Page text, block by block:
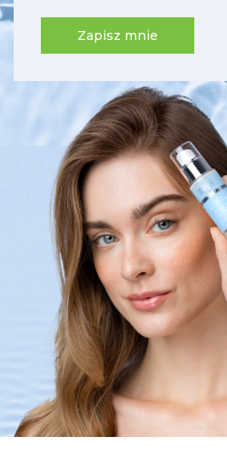
Zapisz mnie